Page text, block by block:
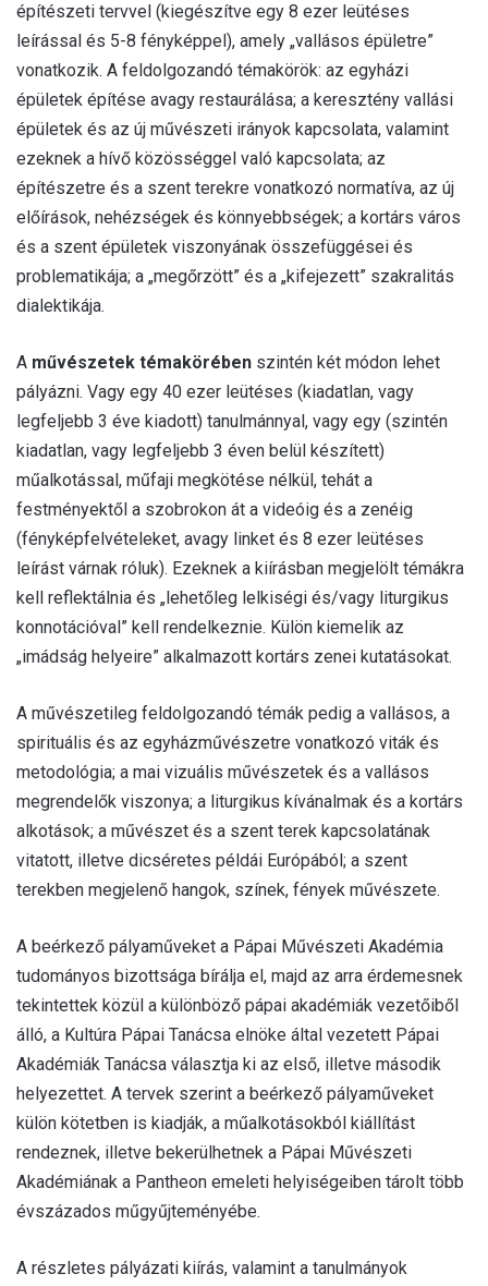
építészeti tervvel (kiegészítve egy 8 ezer leütéses
leírással és 5-8 fényképpel), amely „vallásos épületre”
vonatkozik. A feldolgozandó témakörök: az egyházi
épületek építése avagy restaurálása; a keresztény vallási
épületek és az új művészeti irányok kapcsolata, valamint
ezeknek a hívő közösséggel való kapcsolata; az
építészetre és a szent terekre vonatkozó normatíva, az új
előírások, nehézségek és könnyebbségek; a kortárs város
és a szent épületek viszonyának összefüggései és
problematikája; a „megőrzött” és a „kifejezett” szakralitás
dialektikája.
A művészetek témakörében szintén két módon lehet
pályázni. Vagy egy 40 ezer leütéses (kiadatlan, vagy
legfeljebb 3 éve kiadott) tanulmánnyal, vagy egy (szintén
kiadatlan, vagy legfeljebb 3 éven belül készített)
műalkotással, műfaji megkötése nélkül, tehát a
festményektől a szobrokon át a videóig és a zenéig
(fényképfelvételeket, avagy linket és 8 ezer leütéses
leírást várnak róluk). Ezeknek a kiírásban megjelölt témákra
kell reflektálnia és „lehetőleg lelkiségi és/vagy liturgikus
konnotációval” kell rendelkeznie. Külön kiemelik az
„imádság helyeire” alkalmazott kortárs zenei kutatásokat.
A művészetileg feldolgozandó témák pedig a vallásos, a
spirituális és az egyházművészetre vonatkozó viták és
metodológia; a mai vizuális művészetek és a vallásos
megrendelők viszonya; a liturgikus kívánalmak és a kortárs
alkotások; a művészet és a szent terek kapcsolatának
vitatott, illetve dicséretes példái Európából; a szent
terekben megjelenő hangok, színek, fények művészete.
A beérkező pályaműveket a Pápai Művészeti Akadémia
tudományos bizottsága bírálja el, majd az arra érdemesnek
tekintettek közül a különböző pápai akadémiák vezetőiből
álló, a Kultúra Pápai Tanácsa elnöke által vezetett Pápai
Akadémiák Tanácsa választja ki az első, illetve második
helyezettet. A tervek szerint a beérkező pályaműveket
külön kötetben is kiadják, a műalkotásokból kiállítást
rendeznek, illetve bekerülhetnek a Pápai Művészeti
Akadémiának a Pantheon emeleti helyiségeiben tárolt több
évszázados műgyűjteményébe.
A részletes pályázati kiírás, valamint a tanulmányok